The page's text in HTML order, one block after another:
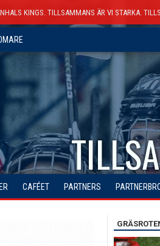
KINGS. TILLSAMMANS ÄR VI STARKA.
CAFÉET PARTNERS